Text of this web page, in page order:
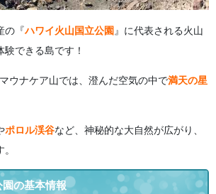
の『ハワイ火山国立公園』に代表される火山
できる島です！
ウナケア山では、澄んだ空気の中で満天の星
ポロル渓谷など、神秘的な大自然が広がり、
の基本情報